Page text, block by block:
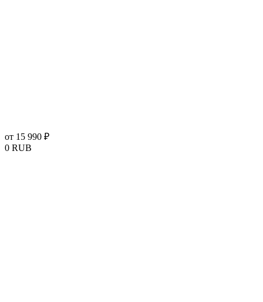
от 15 990 ₽
0 RUB